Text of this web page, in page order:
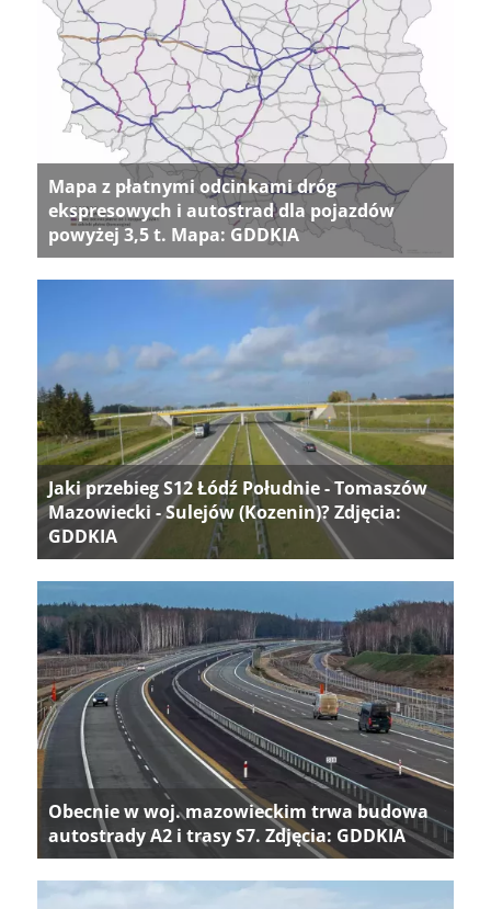
Mapa z płatnymi odcinkami dróg
ekspresowych i autostrad dla pojazdów
powyżej 3,5 t. Mapa: GDDKIA
Jaki przebieg S12 Łódź Południe - Tomaszów
Mazowiecki - Sulejów (Kozenin)? Zdjęcia:
GDDKIA
Obecnie w woj. mazowieckim trwa budowa
autostrady A2 i trasy S7. Zdjęcia: GDDKIA